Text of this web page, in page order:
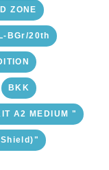
ZONE
BGr/20th
BKK
A2 MEDIUM "
Shield)"